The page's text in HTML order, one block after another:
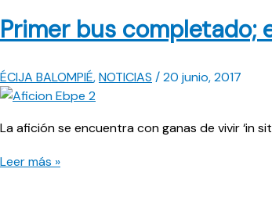
partido
clave
Primer bus completado;
ÉCIJA BALOMPIÉ,NOTICIAS /20 junio, 2017
La afición se encuentra con ganas de vivir ‘in
Primer
Leer más »